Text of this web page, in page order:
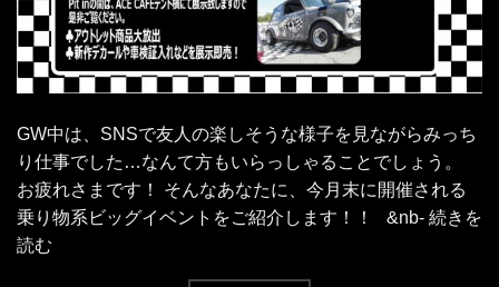
GW中は、SNSで友人の楽しそうな様子を見ながらみっち
り仕事でした…なんて方もいらっしゃることでしょう。
お疲れさまです！ そんなあなたに、今月末に開催される
乗り物系ビッグイベントをご紹介します！！ &nb- 続きを
読む